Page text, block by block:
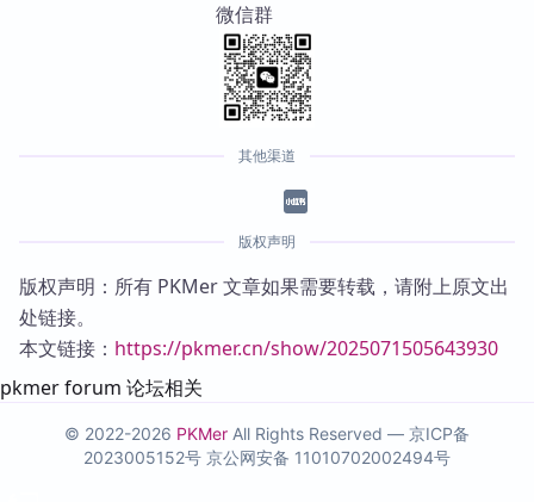
微信群
其他渠道
版权声明
版权声明：所有 PKMer 文章如果需要转载，请附上原文出
处链接。
本文链接： https://pkmer.cn/show/2025071505643930
pkmer forum 论坛相关
© 2022-2026 PKMer All Rights Reserved — 京ICP备
2023005152号 京公网安备 11010702002494号